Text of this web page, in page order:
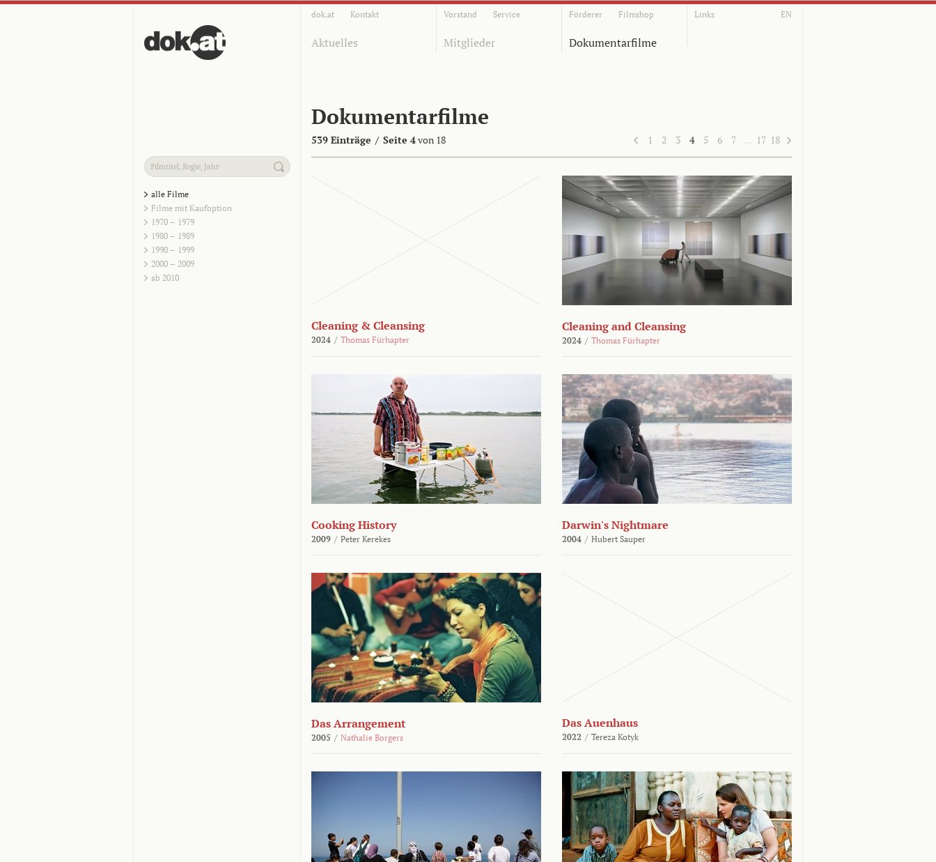
dok.at Kontakt Vorstand Service Förderer Filmshop Links EN
Aktuelles Mitglieder Dokumentarfilme
Dokumentarfilme
539 Einträge / Seite 4von 18 1 2 3 4 5 6 7 … 17 18
alle Filme
Filme mit Kaufoption
1970 – 1979
1980 – 1989
1990 – 1999
2000 – 2009
ab 2010
Cleaning & Cleansing
2024 / Thomas Fürhapter
Cleaning and Cleansing
2024 / Thomas Fürhapter
Cooking History
2009 / Peter Kerekes
Darwin's Nightmare
2004 / Hubert Sauper
Das Arrangement
2005 / Nathalie Borgers
Das Auenhaus
2022 / Tereza Kotyk